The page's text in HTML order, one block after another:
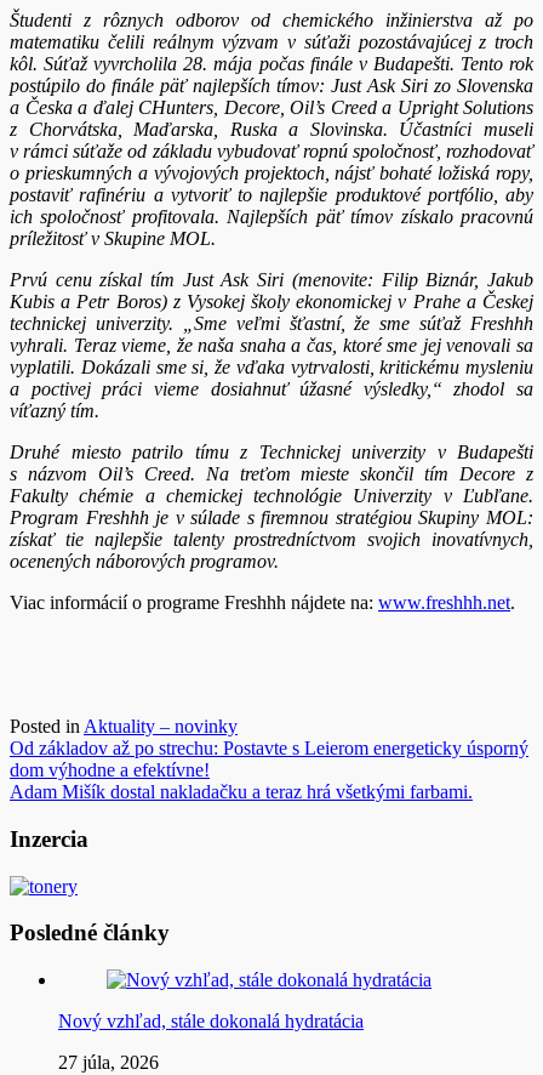
Študenti z rôznych odborov od chemického inžinierstva až po
matematiku čelili reálnym výzvam v súťaži pozostávajúcej z troch
kôl. Súťaž vyvrcholila 28. mája počas finále v Budapešti. Tento rok
postúpilo do finále päť najlepších tímov: Just Ask Siri zo Slovenska
a Česka a ďalej CHunters, Decore, Oil’s Creed a Upright Solutions
z Chorvátska, Maďarska, Ruska a Slovinska. Účastníci museli
v rámci súťaže od základu vybudovať ropnú spoločnosť, rozhodovať
o prieskumných a vývojových projektoch, nájsť bohaté ložiská ropy,
postaviť rafinériu a vytvoriť to najlepšie produktové portfólio, aby
ich spoločnosť profitovala. Najlepších päť tímov získalo pracovnú
príležitosť v Skupine MOL.
Prvú cenu získal tím Just Ask Siri (menovite: Filip Biznár, Jakub
Kubis a Petr Boros) z Vysokej školy ekonomickej v Prahe a Českej
technickej univerzity. „Sme veľmi šťastní, že sme súťaž Freshhh
vyhrali. Teraz vieme, že naša snaha a čas, ktoré sme jej venovali sa
vyplatili. Dokázali sme si, že vďaka vytrvalosti, kritickému mysleniu
a poctivej práci vieme dosiahnuť úžasné výsledky,“ zhodol sa
víťazný tím.
Druhé miesto patrilo tímu z Technickej univerzity v Budapešti
s názvom Oil’s Creed. Na treťom mieste skončil tím Decore z
Fakulty chémie a chemickej technológie Univerzity v Ľubľane.
Program Freshhh je v súlade s firemnou stratégiou Skupiny MOL:
získať tie najlepšie talenty prostredníctvom svojich inovatívnych,
ocenených náborových programov.
Viac informácií o programe Freshhh nájdete na: www.freshhh.net.
Posted in Aktuality – novinky
Navigácia
v
Od základov až po strechu: Postavte s Leierom energeticky úsporný
dom výhodne a efektívne!
Adam Mišík dostal nakladačku a teraz hrá všetkými farbami.
Inzercia
Posledné články
Nový vzhľad, stále dokonalá hydratácia
27 júla, 2026